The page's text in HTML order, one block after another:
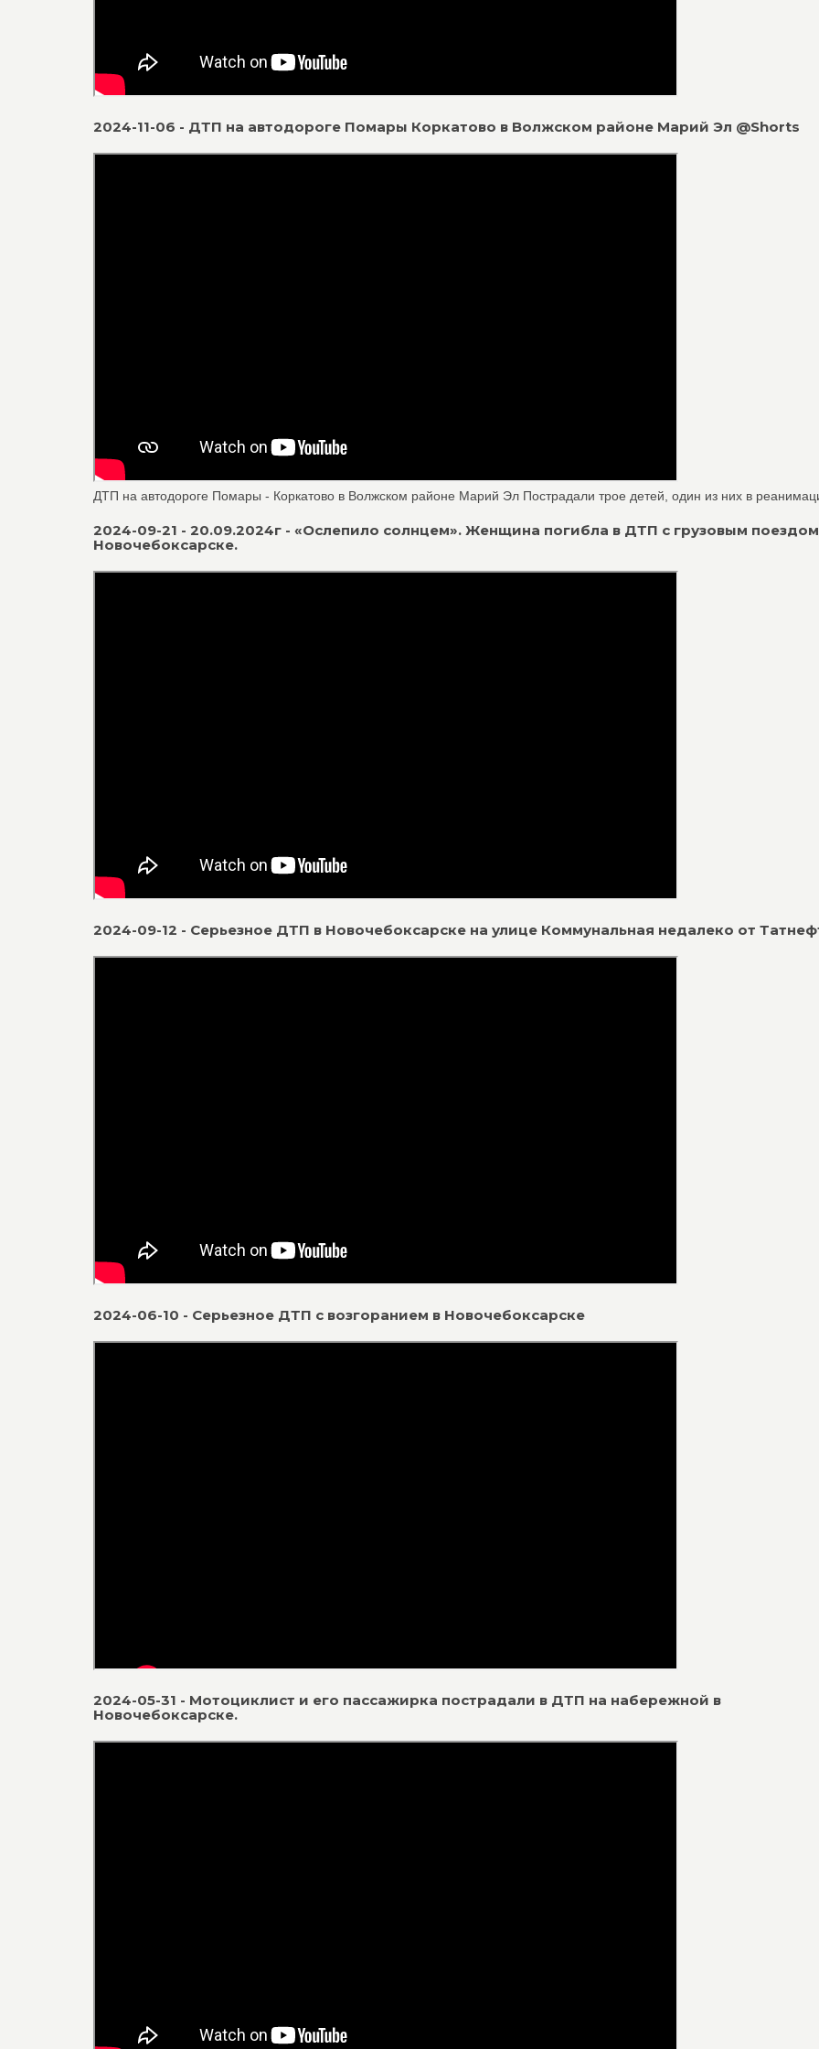
2024-11-06 - ДТП на автодороге Помары Коркатово в Волжском районе Марий Эл @Shorts
ДТП на автодороге Помары - Коркатово в Волжском районе Марий Эл Пострадали трое детей, один из них в
2024-09-21 - 20.09.2024г - «Ослепило солнцем». Женщина погибла в ДТП с грузовым
Новочебоксарске.
2024-09-12 - Серьезное ДТП в Новочебоксарске на улице Коммунальная недалеко от
2024-06-10 - Серьезное ДТП с возгоранием в Новочебоксарске
2024-05-31 - Мотоциклист и его пассажирка пострадали в ДТП на набережной в
Новочебоксарске.